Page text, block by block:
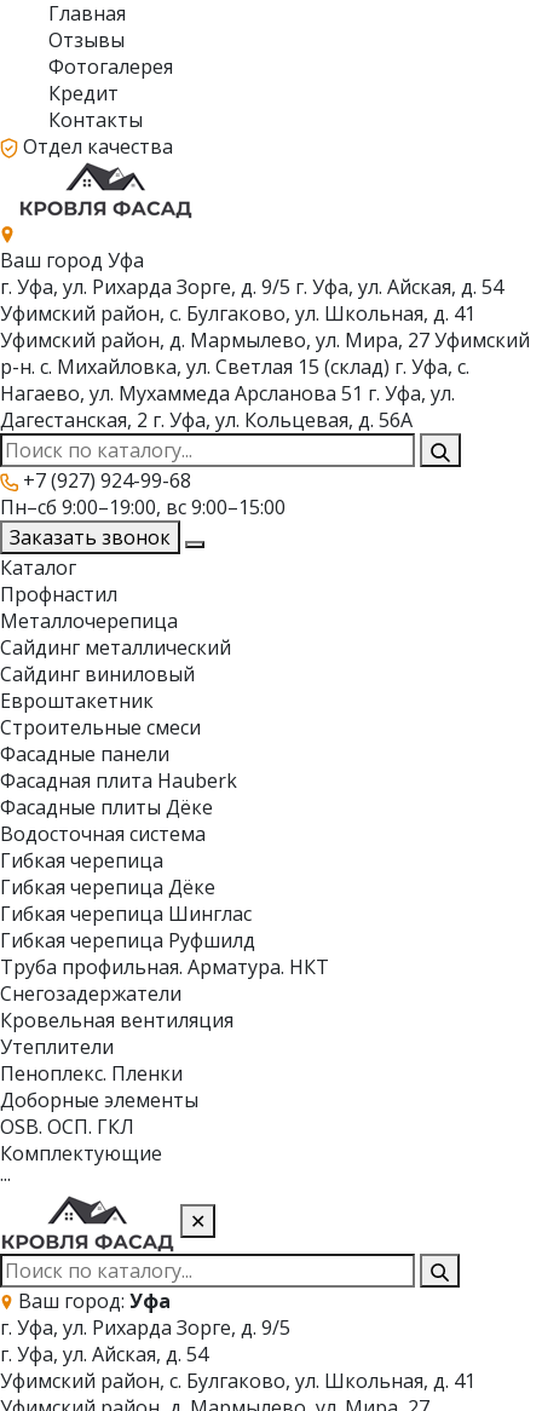
Главная
Отзывы
Фотогалерея
Кредит
Контакты
Отдел качества
Ваш город Уфа
г. Уфа, ул. Рихарда Зорге, д. 9/5 г. Уфа, ул. Айская, д. 54
Уфимский район, с. Булгаково, ул. Школьная, д. 41
Уфимский район, д. Мармылево, ул. Мира, 27Уфимский
р-н. с. Михайловка, ул. Светлая 15 (склад) г. Уфа, с.
Нагаево, ул. Мухаммеда Арсланова 51 г. Уфа, ул.
Дагестанская, 2 г. Уфа, ул. Кольцевая, д. 56А
+7 (927) 924-99-68
Пн–сб 9:00–19:00, вс 9:00–15:00
Заказать звонок
Каталог
Профнастил
Металлочерепица
Сайдинг металлический
Сайдинг виниловый
Евроштакетник
Строительные смеси
Фасадные панели
Фасадная плита Hauberk
Фасадные плиты Дёке
Водосточная система
Гибкая черепица
Гибкая черепица Дёке
Гибкая черепица Шинглас
Гибкая черепица Руфшилд
Труба профильная. Арматура. НКТ
Снегозадержатели
Кровельная вентиляция
Утеплители
Пеноплекс. Пленки
Доборные элементы
OSB. ОСП. ГКЛ
Комплектующие
···
✕
Ваш город: Уфа
г. Уфа, ул. Рихарда Зорге, д. 9/5
г. Уфа, ул. Айская, д. 54
Уфимский район, с. Булгаково, ул. Школьная, д. 41